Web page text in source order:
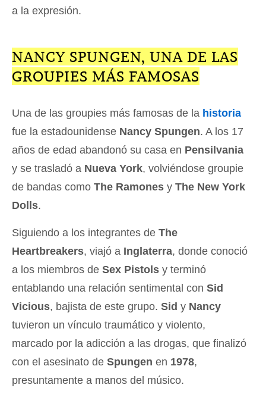
a la expresión.
NANCY SPUNGEN, UNA DE LAS
GROUPIES MÁS FAMOSAS
Una de las groupies más famosas de la historia
fue la estadounidense Nancy Spungen. A los 17
años de edad abandonó su casa en Pensilvania
y se trasladó a Nueva York, volviéndose groupie
de bandas como The Ramones y The New York
Dolls.
Siguiendo a los integrantes de The
Heartbreakers, viajó a Inglaterra, donde conoció
a los miembros de Sex Pistols y terminó
entablando una relación sentimental con Sid
Vicious, bajista de este grupo. Sid y Nancy
tuvieron un vínculo traumático y violento,
marcado por la adicción a las drogas, que finalizó
con el asesinato de Spungen en 1978,
presuntamente a manos del músico.